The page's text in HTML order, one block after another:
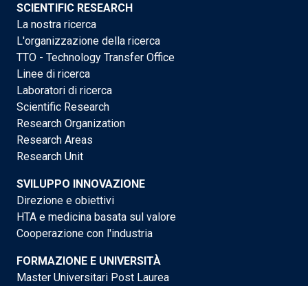
SCIENTIFIC RESEARCH
La nostra ricerca
L'organizzazione della ricerca
TTO - Technology Transfer Office
Linee di ricerca
Laboratori di ricerca
Scientific Research
Research Organization
Research Areas
Research Unit
SVILUPPO INNOVAZIONE
Direzione e obiettivi
HTA e medicina basata sul valore
Cooperazione con l'industria
FORMAZIONE E UNIVERSITÀ
Master Universitari Post Laurea